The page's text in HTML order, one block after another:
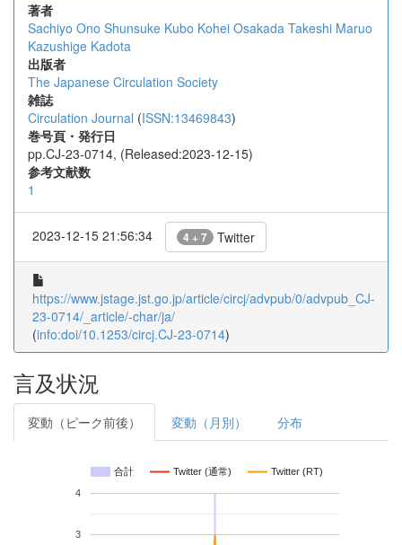
著者
Sachiyo Ono Shunsuke Kubo Kohei Osakada Takeshi Maruo
Kazushige Kadota
出版者
The Japanese Circulation Society
雑誌
Circulation Journal (ISSN:13469843)
巻号頁・発行日
pp.CJ-23-0714, (Released:2023-12-15)
参考文献数
1
2023-12-15 21:56:34 4 + 7 Twitter
https://www.jstage.jst.go.jp/article/circj/advpub/0/advpub_CJ-
23-0714/_article/-char/ja/
(info:doi/10.1253/circj.CJ-23-0714)
言及状況
変動（ピーク前後） 変動（月別） 分布
合計 Twitter (通常) Twitter (RT)
3
4